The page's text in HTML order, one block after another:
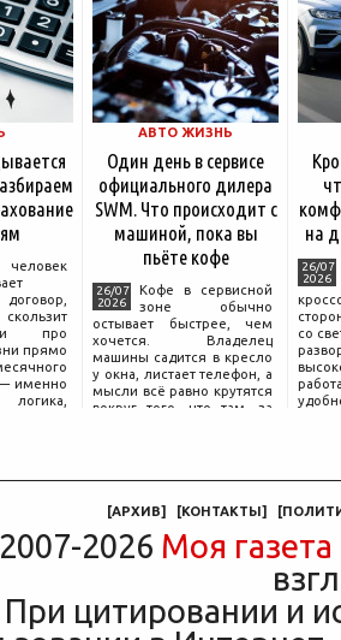
про
прямо
именно
АВТО ЖИЗНЬ
Один день в сервисе
официального дилера
SWM. Что происходит с
машиной, пока вы
пьёте кофе
26/07
2026
Кофе в сервисной
зоне обычно
остывает быстрее, чем
хочется. Владелец
машины садится в кресло
у окна, листает телефон, а
мысли всё равно крутятся
вокруг того, что там, за
на
26/07
2026
со
[АРХИВ] [КОНТАКТЫ] [
2026 Моя газета
При цитировании и